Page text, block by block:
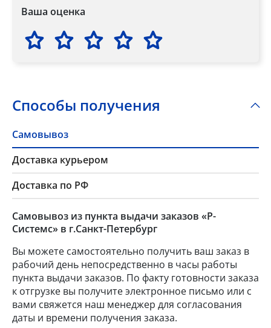
Ваша оценка
Способы получения
Самовывоз
Доставка курьером
Доставка по РФ
Самовывоз из пункта выдачи заказов «Р-
Системс» в г.Санкт-Петербург
Вы можете самостоятельно получить ваш заказ в
рабочий день непосредственно в часы работы
пункта выдачи заказов. По факту готовности заказа
к отгрузке вы получите электронное письмо или с
вами свяжется наш менеджер для согласования
даты и времени получения заказа.